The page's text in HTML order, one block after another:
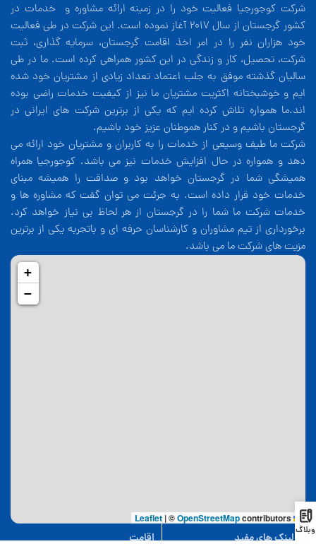
شرکت کوجورجیا فعالیت خود را در زمینه ارائه مشاوره و خدمات در
کشور گرجستان از سال 2017 آغاز نموده است. این شرکت در طی فعالیت
خود هزاران نفر را در امر اخذ اقامت گرجستان، سرمایه گذاری، ثبت
شرکت، تحصیل، کار و زندگی در این کشور همراهی کرده است. ما در طی
سالیان گذشته موفق به جلب اعتماد تعداد زیادی از مشتریان خود شده
ایم و خوشبختانه اکثریت مشتریان ما نیز از کیفیت خدمات راضی بوده
اند.ما همواره تلاش کرده ایم که یکی از برترین شرکت های ایرانی در
گرجستان باشیم و در کنار هموطنان عزیز خود باشیم.
شرکت ما طیف وسیعی از خدمات را به کاربران و مشتریان خود ارائه می
دهد و همواره در حال افزایش خدمات نیز می باشد. کوجورجیا همراه
همیشگی شما در گرجستان خواهد بود و صداقت را همیشه مبنای
خدمات خود قرار داده است. به جرئت می توان گفت که مشاوره ها و
خدمات شرکت ما شما را در گرجستان از هر لحاظ بی نیاز خواهد کرد.
برخورداری از تیم مشاوران و کارشناسان حرفه ای و باتجربه یکی از برترین
مزیت های شرکت ما می باشد.
+
−
Leaflet
|©OpenStreetMapcontributors
اقامت لینک های مفیدوبلاگ